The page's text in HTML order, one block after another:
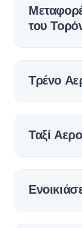
του
Τρένο
Ταξί